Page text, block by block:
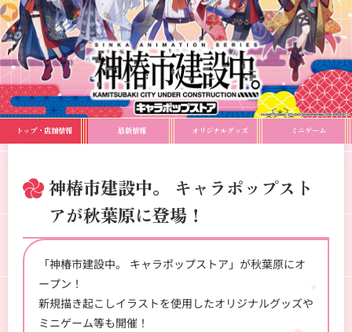
トップ・店舗情報 最新情報 オリジナルグッズ ミニゲーム
神椿市建設中。 キャラポップスト
アが秋葉原に登場！
「神椿市建設中。 キャラポップストア」が秋葉原にオ
ープン！
新規描き起こしイラストを使用したオリジナルグッズや
ミニゲーム等も開催！